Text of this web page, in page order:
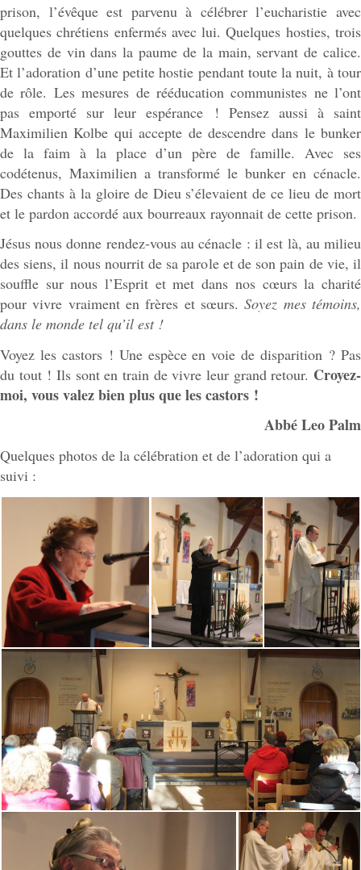
prison, l’évêque est parvenu à célébrer l’eucharistie avec
quelques chrétiens enfermés avec lui. Quelques hosties, trois
gouttes de vin dans la paume de la main, servant de calice.
Et l’adoration d’une petite hostie pendant toute la nuit, à tour
de rôle. Les mesures de rééducation communistes ne l’ont
pas emporté sur leur espérance ! Pensez aussi à saint
Maximilien Kolbe qui accepte de descendre dans le bunker
de la faim à la place d’un père de famille. Avec ses
codétenus, Maximilien a transformé le bunker en cénacle.
Des chants à la gloire de Dieu s’élevaient de ce lieu de mort
et le pardon accordé aux bourreaux rayonnait de cette prison.
Jésus nous donne rendez-vous au cénacle : il est là, au milieu
des siens, il nous nourrit de sa parole et de son pain de vie, il
souffle sur nous l’Esprit et met dans nos cœurs la charité
pour vivre vraiment en frères et sœurs.Soyez mes témoins,
dans le monde tel qu’il est !
Voyez les castors ! Une espèce en voie de disparition ? Pas
du tout ! Ils sont en train de vivre leur grand retour. Croyez-
moi, vous valez bien plus que les castors !
Abbé Leo Palm
Quelques photos de la célébration et de l’adoration qui a
suivi :